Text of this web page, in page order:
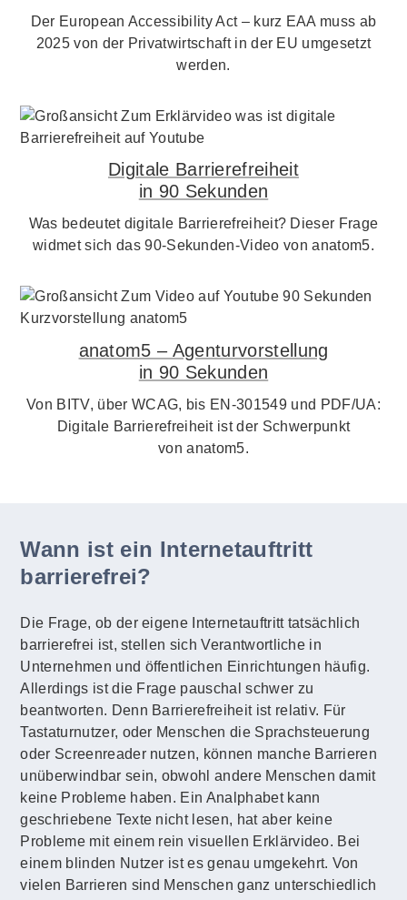
Der European Accessibility Act – kurz EAA muss ab
2025 von der Privatwirtschaft in der EU umgesetzt
werden.
Digitale Barrierefreiheit
in 90 Sekunden
Was bedeutet digitale Barrierefreiheit? Dieser Frage
widmet sich das 90-Sekunden-Video von anatom5.
anatom5 – Agenturvorstellung
in 90 Sekunden
Von BITV, über WCAG, bis EN-301549 und PDF/UA:
Digitale Barrierefreiheit ist der Schwerpunkt
von anatom5.
Wann ist ein Internetauftritt
barrierefrei?
Die Frage, ob der eigene Internetauftritt tatsächlich
barrierefrei ist, stellen sich Verantwortliche in
Unternehmen und öffentlichen Einrichtungen häufig.
Allerdings ist die Frage pauschal schwer zu
beantworten. Denn Barrierefreiheit ist relativ. Für
Tastaturnutzer, oder Menschen die Sprachsteuerung
oder Screenreader nutzen, können manche Barrieren
unüberwindbar sein, obwohl andere Menschen damit
keine Probleme haben. Ein Analphabet kann
geschriebene Texte nicht lesen, hat aber keine
Probleme mit einem rein visuellen Erklärvideo. Bei
einem blinden Nutzer ist es genau umgekehrt. Von
vielen Barrieren sind Menschen ganz unterschiedlich